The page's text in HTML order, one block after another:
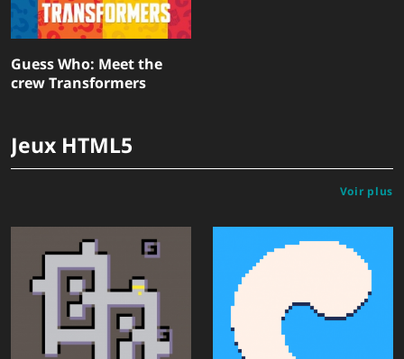
Guess Who: Meet the
crew Transformers
Jeux HTML5
Voir plus